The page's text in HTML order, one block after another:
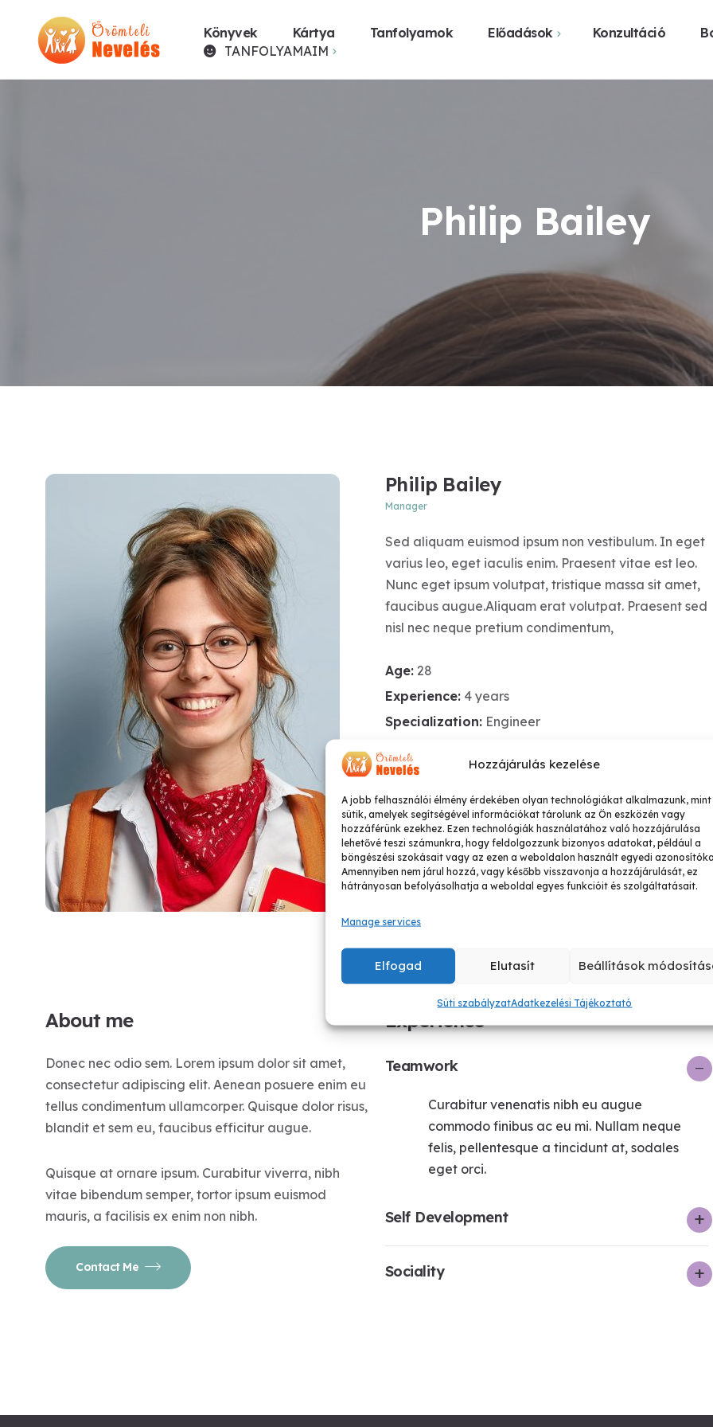
Hozzájárulás kezelése
A jobb felhasználói élmény érdekében olyan technológiákat alkalmazunk, mint
sütik, amelyek segítségével információkat tárolunk az Ön eszközén vagy
hozzáférünk ezekhez. Ezen technológiák használatához való hozzájárulása
lehetővé teszi számunkra, hogy feldolgozzunk bizonyos adatokat, például a
böngészési szokásait vagy az ezen a weboldalon használt egyedi
Amennyiben nem járul hozzá, vagy később visszavonja a hozzájárulását, ez
hátrányosan befolyásolhatja a weboldal egyes funkcióit és szolgáltatásait.
Manage services
Elfogad Elutasít Beállítások
Süti szabályzatAdatkezelési Tájékoztató
Könyvek Kártya Tanfolyamok Előadások Konzultáció
Webshop
TANFOLYAMAIM
Philip Bailey
Philip Bailey
Manager
Sed aliquam euismod ipsum non vestibulum. In eget
varius leo, eget iaculis enim. Praesent vitae est leo.
Nunc eget ipsum volutpat, tristique massa sit amet,
faucibus augue.Aliquam erat volutpat. Praesent sed
nisl nec neque pretium condimentum,
Age: 28
Experience: 4 years
Specialization: Engineer
803-33-5644-99
contact.name@your-company.com
About me
Donec nec odio sem. Lorem ipsum dolor sit amet,
consectetur adipiscing elit. Aenean posuere enim eu
tellus condimentum ullamcorper. Quisque dolor risus,
blandit et sem eu, faucibus efficitur augue.
Quisque at ornare ipsum. Curabitur viverra, nibh
vitae bibendum semper, tortor ipsum euismod
mauris, a facilisis ex enim non nibh.
Contact Me
Experience
Teamwork
Curabitur venenatis nibh eu augue
commodo finibus ac eu mi. Nullam neque
felis, pellentesque a tincidunt at, sodales
eget orci.
Self Development
Sociality